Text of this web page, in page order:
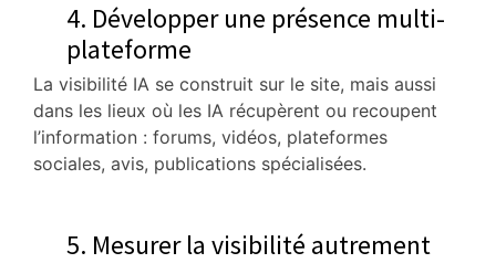
4. Développer une présence multi-
plateforme
La visibilité IA se construit sur le site, mais aussi
dans les lieux où les IA récupèrent ou recoupent
l’information : forums, vidéos, plateformes
sociales, avis, publications spécialisées.
5. Mesurer la visibilité autrement